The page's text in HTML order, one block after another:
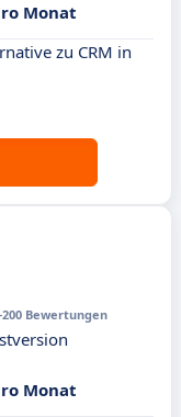
Monat
zu CRM in
Bewertungen
Monat